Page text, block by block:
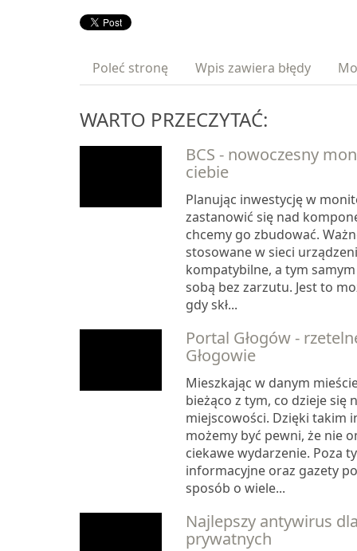
Poleć stronę Wpis zawiera błędy
WARTO PRZECZYTAĆ:
BCS - nowoczesny
ciebie
Planując inwestycję w
zastanowić się nad
chcemy go zbudować.
stosowane w sieci
kompatybilne, a tym samym
sobą bez zarzutu. Jest to
gdy skł...
Portal Głogów -
Głogowie
Mieszkając w danym
bieżąco z tym, co dzieje się
miejscowości. Dzięki takim
możemy być pewni, że nie
ciekawe wydarzenie. Poza
informacyjne oraz gazety
sposób o wiele...
Najlepszy antywirus
prywatnych